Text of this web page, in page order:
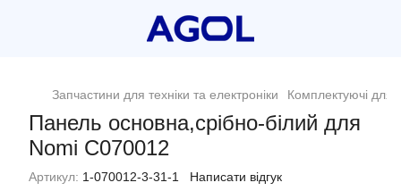
Запчастини для техніки та електроніки Комплектуючі для
Панель основна,срібно-білий для
Nomi C070012
Артикул: 1-070012-3-31-1 Написати відгук